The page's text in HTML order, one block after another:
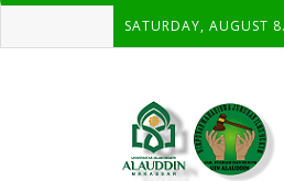
SATURDAY, AUGUST 8.